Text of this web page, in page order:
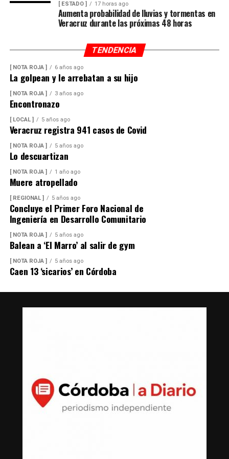
[ ESTADO ] 17 horas ago
Aumenta probabilidad de lluvias y tormentas en
Veracruz durante las próximas 48 horas
TENDENCIA
[ NOTA ROJA ] 6 años ago
La golpean y le arrebatan a su hijo
[ NOTA ROJA ] 3 años ago
Encontronazo
[ LOCAL ] 5 años ago
Veracruz registra 941 casos de Covid
[ NOTA ROJA ] 5 años ago
Lo descuartizan
[ NOTA ROJA ] 1 año ago
Muere atropellado
[ REGIONAL ] 5 años ago
Concluye el Primer Foro Nacional de
Ingeniería en Desarrollo Comunitario
[ NOTA ROJA ] 5 años ago
Balean a ‘El Marro’ al salir de gym
[ NOTA ROJA ] 5 años ago
Caen 13 ‘sicarios’ en Córdoba